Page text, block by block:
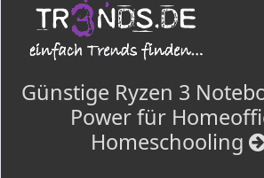
Günstige Ryzen 3
Power für
Homeschooling